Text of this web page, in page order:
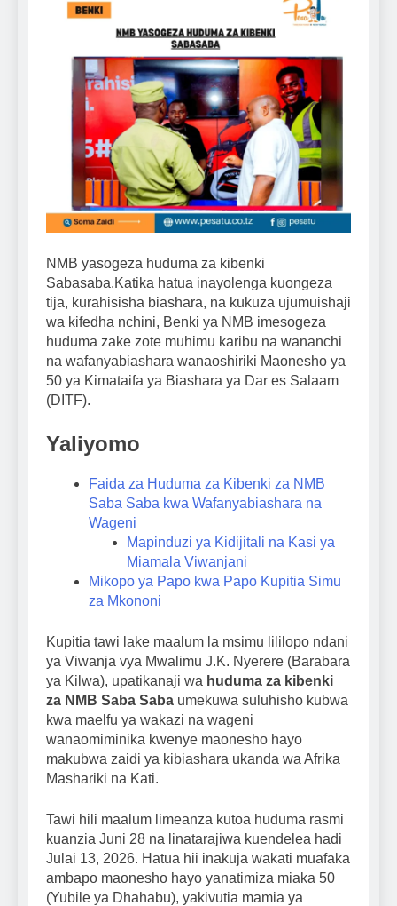
NMB yasogeza huduma za kibenki
Sabasaba.Katika hatua inayolenga kuongeza
tija, kurahisisha biashara, na kukuza ujumuishaji
wa kifedha nchini, Benki ya NMB imesogeza
huduma zake zote muhimu karibu na wananchi
na wafanyabiashara wanaoshiriki Maonesho ya
50 ya Kimataifa ya Biashara ya Dar es Salaam
(DITF).
Yaliyomo
Faida za Huduma za Kibenki za NMB
Saba Saba kwa Wafanyabiashara na
Wageni
Mapinduzi ya Kidijitali na Kasi ya
Miamala Viwanjani
Mikopo ya Papo kwa Papo Kupitia Simu
za Mkononi
Kupitia tawi lake maalum la msimu lililopo ndani
ya Viwanja vya Mwalimu J.K. Nyerere (Barabara
ya Kilwa), upatikanaji wa huduma za kibenki
za NMB Saba Saba umekuwa suluhisho kubwa
kwa maelfu ya wakazi na wageni
wanaomiminika kwenye maonesho hayo
makubwa zaidi ya kibiashara ukanda wa Afrika
Mashariki na Kati.
Tawi hili maalum limeanza kutoa huduma rasmi
kuanzia Juni 28 na linatarajiwa kuendelea hadi
Julai 13, 2026. Hatua hii inakuja wakati muafaka
ambapo maonesho hayo yanatimiza miaka 50
(Yubile ya Dhahabu), yakivutia mamia ya